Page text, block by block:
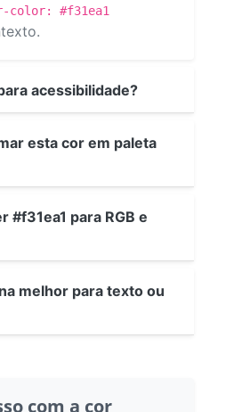
color: #f31ea1
acessibilidade?
esta cor em paleta
#f31ea1 para RGB e
melhor para texto ou
com a cor